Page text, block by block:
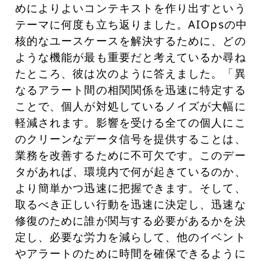
めによりよいコンテキストを作り出すという
テーマに何度も立ち返りました。AIOpsの中
核的なユースケースを解決するために、どの
ような機能が最も重要だと考えているか尋ね
たところ、彼は次のように答えました。「異
なるアラート間の相関関係を迅速に特定する
ことで、個人が対処しているノイズが大幅に
軽減されます。影響を受ける全ての個人にこ
のクリーンなデータ信号を提供することは、
業務を改善するために不可欠です。このデー
タがあれば、環境内で何が起きているのか、
より簡単かつ迅速に把握できます。そして、
取るべき正しい行動を迅速に決定し、迅速な
修復のために誰が関与する必要があるかを決
定し、必要な労力を減らして、他のイベント
やアラートのために時間を確保できるように